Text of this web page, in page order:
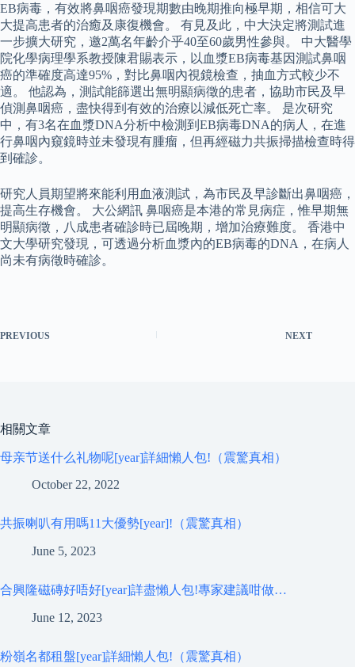
EB病毒，有效將鼻咽癌發現期數由晚期推向極早期，相信可大
大提高患者的治癒及康復機會。 有見及此，中大決定將測試進
一步擴大研究，邀2萬名年齡介乎40至60歲男性參與。 中大醫學
院化學病理學系教授陳君賜表示，以血漿EB病毒基因測試鼻咽
癌的準確度高達95%，對比鼻咽內視鏡檢查，抽血方式較少不
適。 他認為，測試能篩選出無明顯病徵的患者，協助市民及早
偵測鼻咽癌，盡快得到有效的治療以減低死亡率。 是次研究
中，有3名在血漿DNA分析中檢測到EB病毒DNA的病人，在進
行鼻咽內窺鏡時並未發現有腫瘤，但再經磁力共振掃描檢查時得
到確診。
研究人員期望將來能利用血液測試，為市民及早診斷出鼻咽癌，
提高生存機會。 大公網訊 鼻咽癌是本港的常見病症，惟早期無
明顯病徵，八成患者確診時已屆晚期，增加治療難度。 香港中
文大學研究發現，可透過分析血漿內的EB病毒的DNA，在病人
尚未有病徵時確診。
PREVIOUS NEXT
相關文章
母亲节送什么礼物呢[year]詳細懶人包!（震驚真相）
October 22, 2022
共振喇叭有用嗎11大優勢[year]!（震驚真相）
June 5, 2023
合興隆磁磚好唔好[year]詳盡懶人包!專家建議咁做…
June 12, 2023
粉嶺名都租盤[year]詳細懶人包!（震驚真相）